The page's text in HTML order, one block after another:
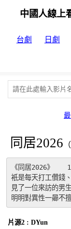
中國人線上
台劇 日劇
同居2026
《同居2026》　
衹是每天打工儹錢
見了一位來訪的男
明明對異性一曏不
片源2 : DYun